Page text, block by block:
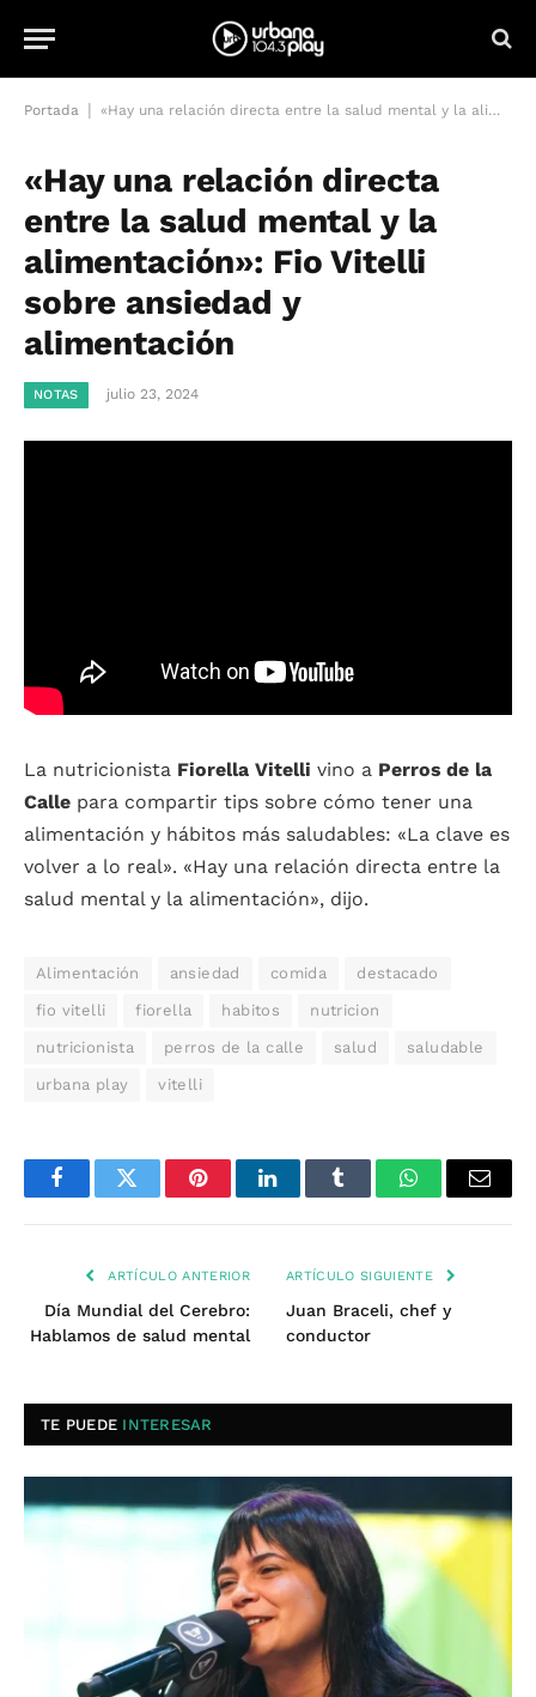
Portada «Hay una relación directa entre la salud mental y la alimentación»: Fio Vitelli sobre ansiedad y alimentación
«Hay una relación directa
entre la salud mental y la
alimentación»: Fio Vitelli
sobre ansiedad y
alimentación
NOTAS julio 23, 2024
La nutricionista Fiorella Vitelli vino a Perros de la
Calle para compartir tips sobre cómo tener una
alimentación y hábitos más saludables: «La clave es
volver a lo real». «Hay una relación directa entre la
salud mental y la alimentación», dijo.
Alimentación ansiedad comida destacado
fio vitelli fiorella habitos nutricion
nutricionista perros de la calle salud saludable
urbana play vitelli
FacebookTwitter PinterestLinkedInTumblr WhatsAppEmail
ARTÍCULO ANTERIOR
Día Mundial del Cerebro:
Hablamos de salud mental
ARTÍCULO SIGUIENTE
Juan Braceli, chef y
conductor
TE PUEDE INTERESAR